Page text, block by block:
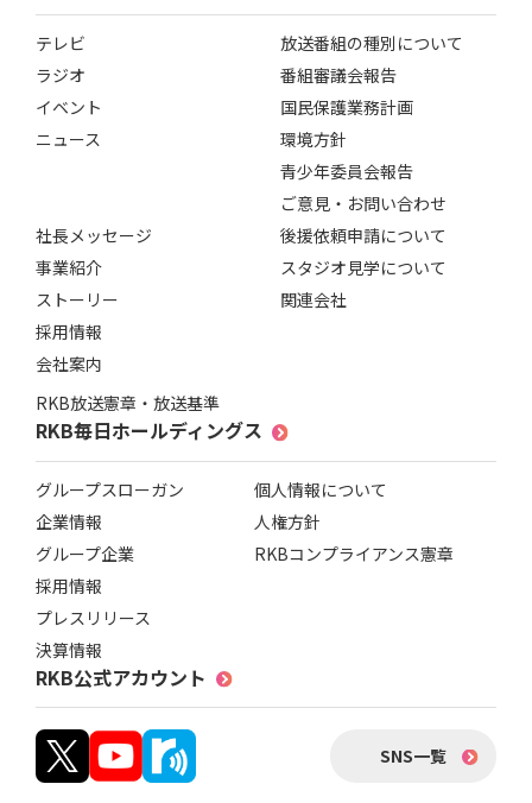
テレビ
ラジオ
イベント
ニュース
社長メッセージ
事業紹介
ストーリー
採用情報
会社案内
RKB放送憲章・放送基準
放送番組の種別について
番組審議会報告
国民保護業務計画
環境方針
青少年委員会報告
ご意見・お問い合わせ
後援依頼申請について
スタジオ見学について
関連会社
RKB毎日ホールディングス
グループスローガン
企業情報
グループ企業
採用情報
プレスリリース
決算情報
個人情報について
人権方針
RKBコンプライアンス憲章
RKB公式アカウント
SNS一覧